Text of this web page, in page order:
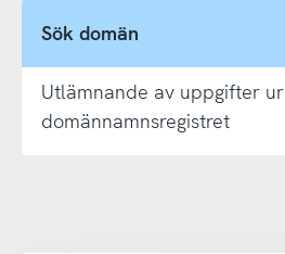
Sök domän
Utlämnande av uppgifter ur
domännamnsregistret